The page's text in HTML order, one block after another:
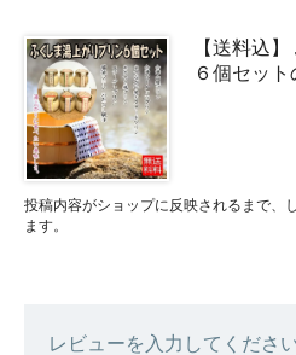
【送料込
６個セッ
投稿内容がショップに反映されるまで、
ます。
レビューを入力してください